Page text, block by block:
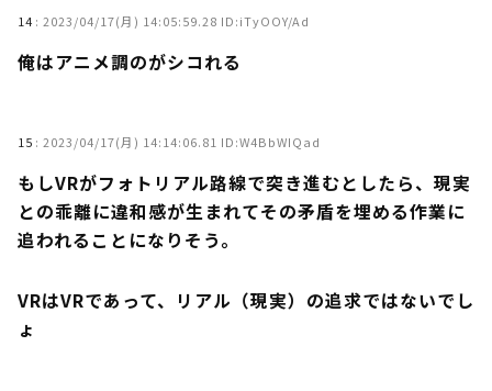
14 : 2023/04/17(月) 14:05:59.28 ID:iTyOOY/Ad
俺はアニメ調のがシコれる
15 : 2023/04/17(月) 14:14:06.81 ID:W4BbWIQad
もしVRがフォトリアル路線で突き進むとしたら、現実
との乖離に違和感が生まれてその矛盾を埋める作業に
追われることになりそう。
VRはVRであって、リアル（現実）の追求ではないでし
ょ